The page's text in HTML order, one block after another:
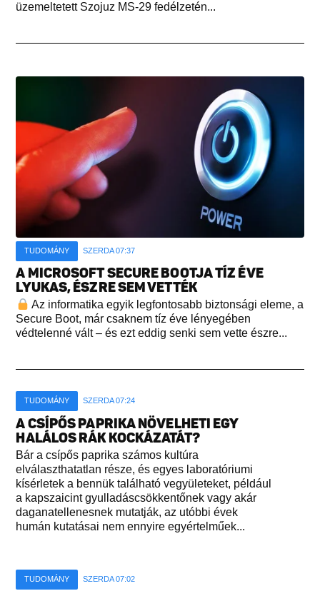
üzemeltetett Szojuz MS-29 fedélzetén...
TUDOMÁNY SZERDA 07:37
A MICROSOFT SECURE BOOTJA TÍZ ÉVE
LYUKAS, ÉSZRE SEM VETTÉK
Az informatika egyik legfontosabb biztonsági eleme, a
Secure Boot, már csaknem tíz éve lényegében
védtelenné vált – és ezt eddig senki sem vette észre...
TUDOMÁNY SZERDA 07:24
A CSÍPŐS PAPRIKA NÖVELHETI EGY
HALÁLOS RÁK KOCKÁZATÁT?
Bár a csípős paprika számos kultúra
elválaszthatatlan része, és egyes laboratóriumi
kísérletek a bennük található vegyületeket, például
a kapszaicint gyulladáscsökkentőnek vagy akár
daganatellenesnek mutatják, az utóbbi évek
humán kutatásai nem ennyire egyértelműek...
TUDOMÁNY SZERDA 07:02